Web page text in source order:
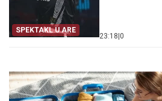
SPEKTAKL U ARE
23:18 0